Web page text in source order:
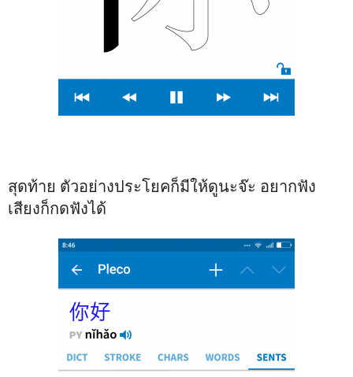
สุดท้าย ตัวอย่างประโยคก็มีให้ดูนะจ๊ะ อยากฟัง
เสียงก็กดฟังได้